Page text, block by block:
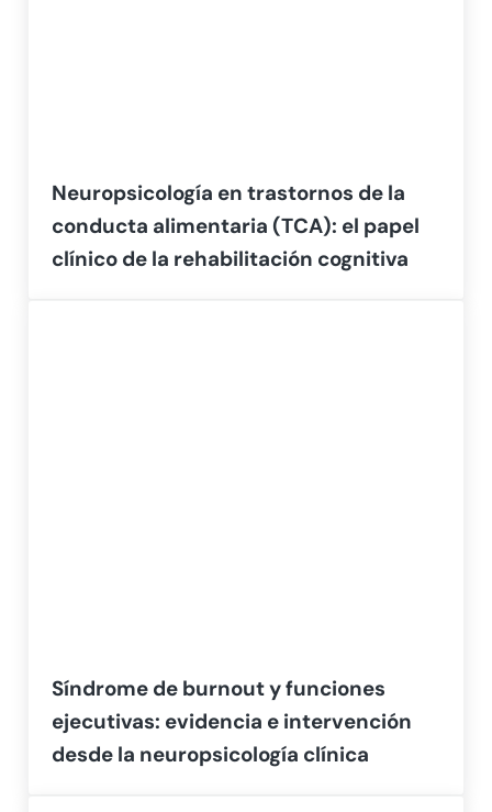
Neuropsicología en trastornos de la
conducta alimentaria (TCA): el papel
clínico de la rehabilitación cognitiva
Síndrome de burnout y funciones
ejecutivas: evidencia e intervención
desde la neuropsicología clínica